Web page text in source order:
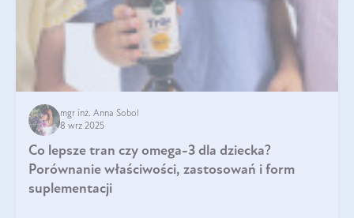
mgr inż. Anna Sobol
8 wrz 2025
Co lepsze tran czy omega-3 dla dziecka?
Porównanie właściwości, zastosowań i form
suplementacji